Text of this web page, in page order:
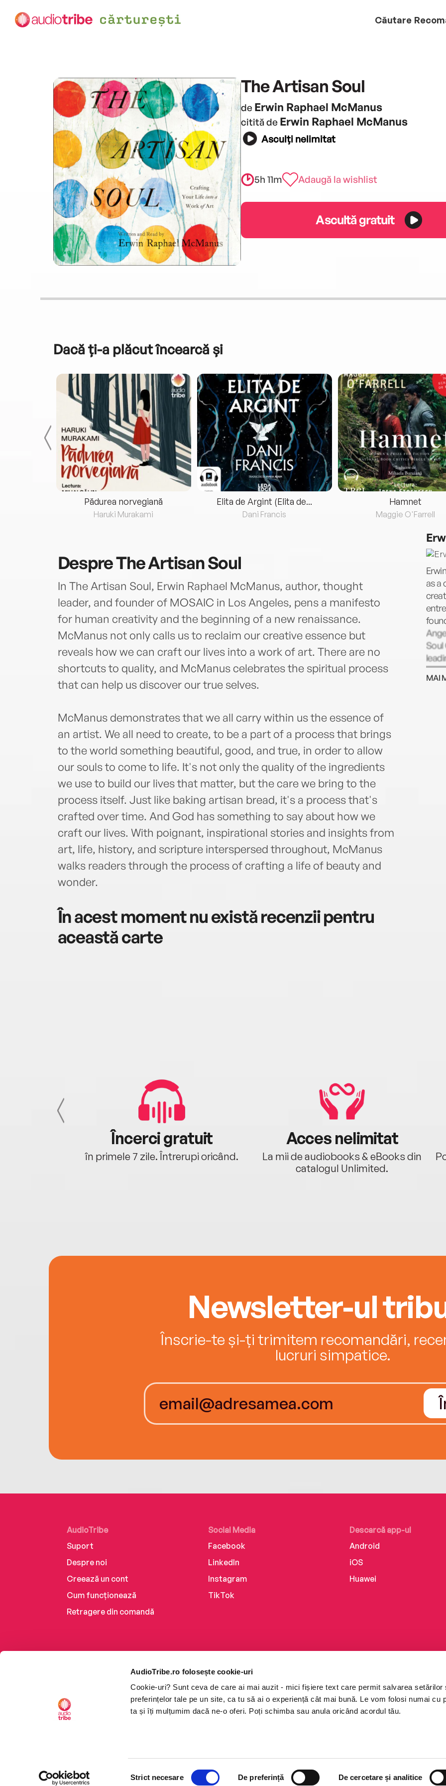
AudioTribe.ro folosește cookie-uri
Cookie-uri? Sunt ceva de care ai mai auzit - mici fișiere text care permit salvarea setărilor
preferințelor tale pe un site, ca tu să ai o experiență cât mai bună. Le vom folosi numai cu
ta și îți mulțumim dacă ne-o oferi. Poți schimba sau anula oricând acordul tău.
Strict necesare De preferință De cercetare și analitice
Căutare
The Artisan Soul
de Erwin Raphael McManus
citită de Erwin Raphael McManus
Asculți nelimitat
5h 11m Adaugă la wishlist
Ascultă gratuit
Dacă ți-a plăcut încearcă și
Pădurea norvegiană
Haruki Murakami
Elita de Argint (Elita de...
Dani Francis
Hamnet
Maggie O'Farrell
DespreThe Artisan Soul
In The Artisan Soul, Erwin Raphael McManus, author, thought
leader, and founder of MOSAIC in Los Angeles, pens a manifesto
for human creativity and the beginning of a new renaissance.
McManus not only calls us to reclaim our creative essence but
reveals how we can craft our lives into a work of art. There are no
shortcuts to quality, and McManus celebrates the spiritual process
that can help us discover our true selves.
McManus demonstrates that we all carry within us the essence of
an artist. We all need to create, to be a part of a process that brings
to the world something beautiful, good, and true, in order to allow
our souls to come to life. It's not only the quality of the ingredients
we use to build our lives that matter, but the care we bring to the
process itself. Just like baking artisan bread, it's a process that's
crafted over time. And God has something to say about how we
craft our lives. With poignant, inspirational stories and insights from
art, life, history, and scripture interspersed throughout, McManus
walks readers through the process of crafting a life of beauty and
wonder.
În acest moment nu există recenzii pentru
această carte
as a
Soul
and
MAI
Încerci gratuit
în primele 7 zile. Întrerupi oricând.
Acces nelimitat
La mii de audiobooks & eBooks din
catalogul Unlimited.
Newsletter-ul
Înscrie-te și-ți trimitem recomandări,
lucruri simpatice.
AudioTribe
Suport
Despre noi
Creează un cont
Cum funcționează
Retragere din comandă
Social Media
Facebook
LinkedIn
Instagram
TikTok
Descarcă app-ul
Android
iOS
Huawei
©2026 Nemo EPG SRL. Toate drepturile rezervate.